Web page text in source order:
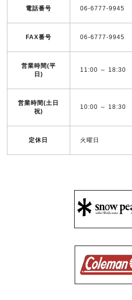
電話番号 06-6777-9945
FAX番号 06-6777-9945
営業時間(平
日)
11:00 ～ 18:30
営業時間(土日
祝)
10:00 ～ 18:30
定休日 火曜日